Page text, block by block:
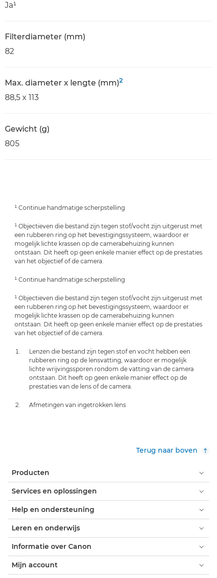
Ja¹
Filterdiameter (mm)
82
Max. diameter x lengte (mm)2
88,5 x 113
Gewicht (g)
805
¹ Continue handmatige scherpstelling
¹ Objectieven die bestand zijn tegen stof/vocht zijn uitgerust met
een rubberen ring op het bevestigingssysteem, waardoor er
mogelijk lichte krassen op de camerabehuizing kunnen
ontstaan. Dit heeft op geen enkele manier effect op de prestaties
van het objectief of de camera.
¹ Continue handmatige scherpstelling
¹ Objectieven die bestand zijn tegen stof/vocht zijn uitgerust met
een rubberen ring op het bevestigingssysteem, waardoor er
mogelijk lichte krassen op de camerabehuizing kunnen
ontstaan. Dit heeft op geen enkele manier effect op de prestaties
van het objectief of de camera.
Lenzen die bestand zijn tegen stof en vocht hebben een
rubberen ring op de lensvatting, waardoor er mogelijk
lichte wrijvingssporen rondom de vatting van de camera
ontstaan. Dit heeft op geen enkele manier effect op de
prestaties van de lens of de camera.
Afmetingen van ingetrokken lens
Terug naar boven
Producten
Services en oplossingen
Help en ondersteuning
Leren en onderwijs
Informatie over Canon
Mijn account